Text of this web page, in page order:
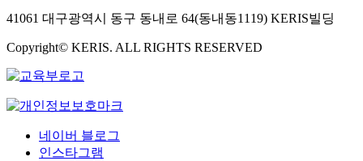
41061 대구광역시 동구 동내로 64(동내동1119) KERIS빌딩
Copyright© KERIS. ALL RIGHTS RESERVED
네이버 블로그
인스타그램